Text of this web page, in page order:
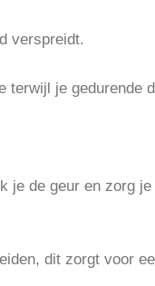
verspreidt.
je gedurende
je de geur en zorg
dit zorgt voor